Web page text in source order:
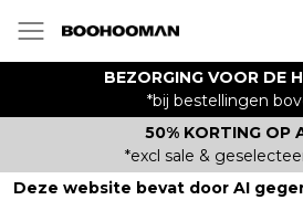
BEZORGING VOOR DE
*bij bestellingen
50% KORTING OP
*excl sale &
Deze website bevat door AI